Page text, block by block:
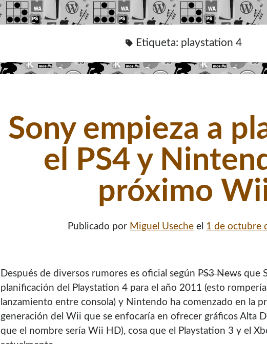
Etiqueta: playstation 4
Sony empieza a
el PS4 y
próximo
Publicado por Miguel Useche el 1 de octubre
Después de diversos rumores es oficial segúnPS3 Newsque
planificación del Playstation 4 para el año 2011 (esto
lanzamiento entre consola) y Nintendo ha comenzado en la
generación del Wii que se enfocarí­a en ofrecer gráficos Alta
que el nombre serí­a Wii HD), cosa que el Playstation 3 y el